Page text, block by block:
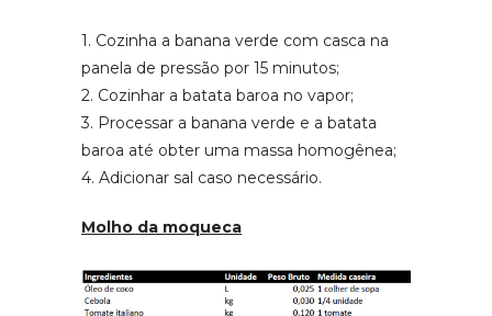
1. Cozinha a banana verde com casca na
panela de pressão por 15 minutos;
2. Cozinhar a batata baroa no vapor;
3. Processar a banana verde e a batata
baroa até obter uma massa homogênea;
4. Adicionar sal caso necessário.
Molho da moqueca